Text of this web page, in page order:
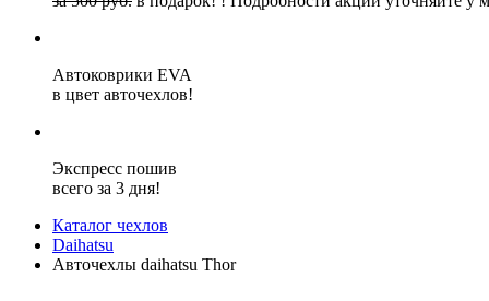
Автоковрики EVA
в цвет авточехлов!
Экспресс пошив
всего за 3 дня!
Каталог чехлов
Daihatsu
Авточехлы daihatsu Thor